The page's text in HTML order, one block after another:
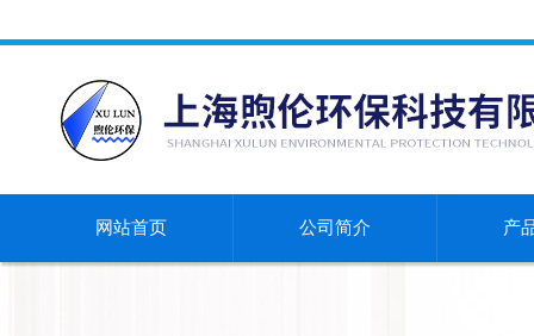
网站首页 公司简介 产